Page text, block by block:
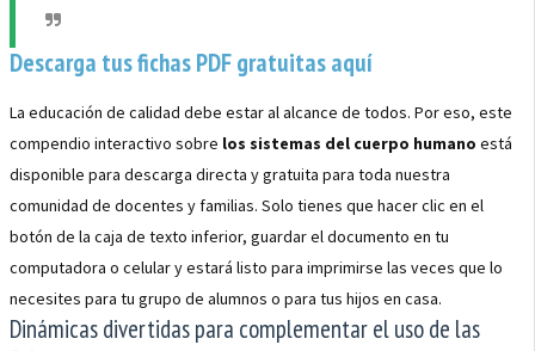
Descarga tus fichas PDF gratuitas aquí
La educación de calidad debe estar al alcance de todos. Por eso, este
compendio interactivo sobre los sistemas del cuerpo humano está
disponible para descarga directa y gratuita para toda nuestra
comunidad de docentes y familias. Solo tienes que hacer clic en el
botón de la caja de texto inferior, guardar el documento en tu
computadora o celular y estará listo para imprimirse las veces que lo
necesites para tu grupo de alumnos o para tus hijos en casa.
Dinámicas divertidas para complementar el uso de las